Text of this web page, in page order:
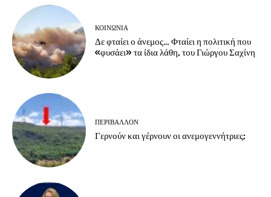
ΚΟΙΝΩΝΙΑ
Δε φταίει ο άνεμος… Φταίει η πολιτική που
«φυσάει» τα ίδια λάθη, του Γιώργου Σαχίνη
ΠΕΡΙΒΆΛΛΟΝ
Γερνούν και γέρνουν οι ανεμογεννήτριες;